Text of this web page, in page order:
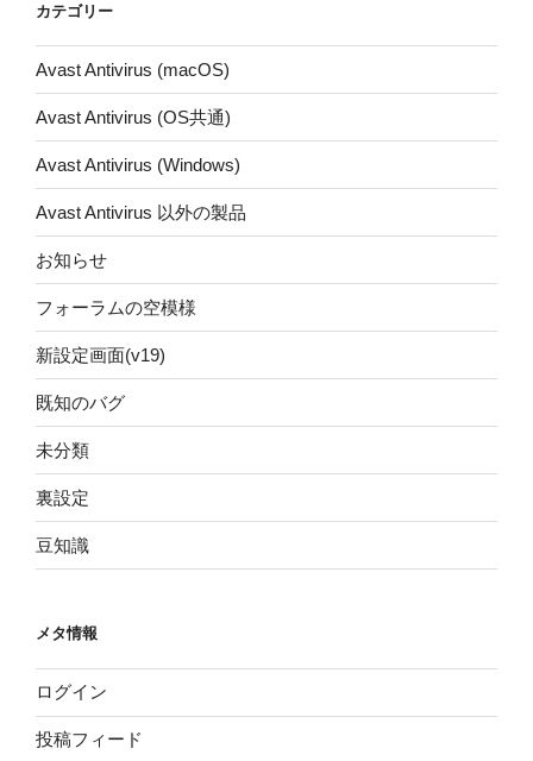
カテゴリー
Avast Antivirus (macOS)
Avast Antivirus (OS共通)
Avast Antivirus (Windows)
Avast Antivirus 以外の製品
お知らせ
フォーラムの空模様
新設定画面(v19)
既知のバグ
未分類
裏設定
豆知識
メタ情報
ログイン
投稿フィード